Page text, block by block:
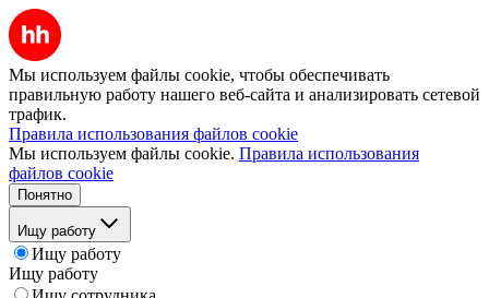
Мы используем файлы cookie, чтобы обеспечивать
правильную работу нашего веб-сайта и анализировать сетевой
трафик.
Правила использования файлов cookie
Мы используем файлы cookie. Правила использования
файлов cookie
Понятно
Ищу работу
Ищу работу
Ищу работу